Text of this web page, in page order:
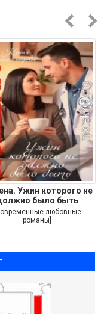
Ужин которого не
было быть
любовные
романы]